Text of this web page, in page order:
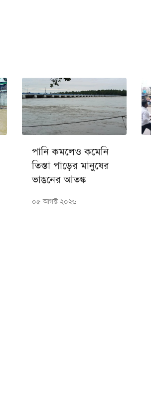
পানি কমলেও কমেনি
তিস্তা পাড়ের মানুষের
ভাঙনের আতঙ্ক
০৫ আগস্ট ২০২৬